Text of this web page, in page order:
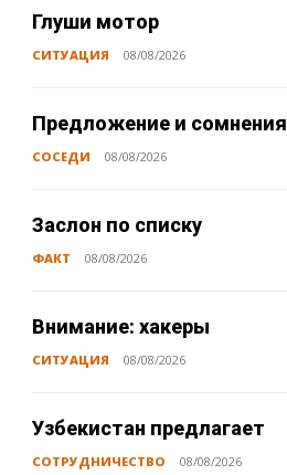
Глуши мотор
СИТУАЦИЯ 08/08/2026
Предложение и сомнения
СОСЕДИ 08/08/2026
Заслон по списку
ФАКТ 08/08/2026
Внимание: хакеры
СИТУАЦИЯ 08/08/2026
Узбекистан предлагает
СОТРУДНИЧЕСТВО 08/08/2026